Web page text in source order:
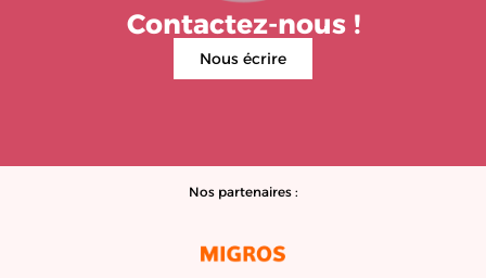
Contactez-nous !
Nous écrire
Nos partenaires :